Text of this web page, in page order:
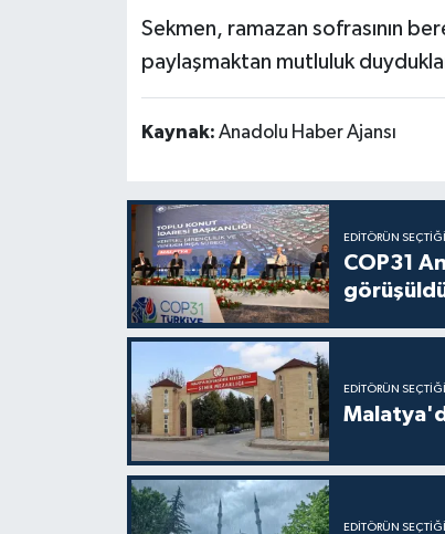
Sekmen, ramazan sofrasının
paylaşmaktan mutluluk
Kaynak: Anadolu Haber Ajansı
EDITÖRÜN SEÇTIĞI
COP31
EDITÖRÜN SEÇTIĞI
EDITÖRÜN SEÇTIĞI